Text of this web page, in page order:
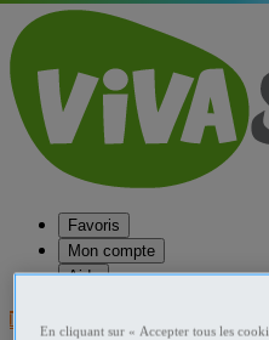
Favoris
Mon compte
Aide
Publier une annonce
En cliquant sur « Accepter tous les